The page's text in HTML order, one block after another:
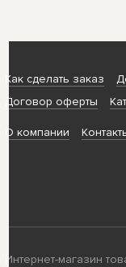
Как сделать заказ
Договор оферты
О компании
Интернет-магазин